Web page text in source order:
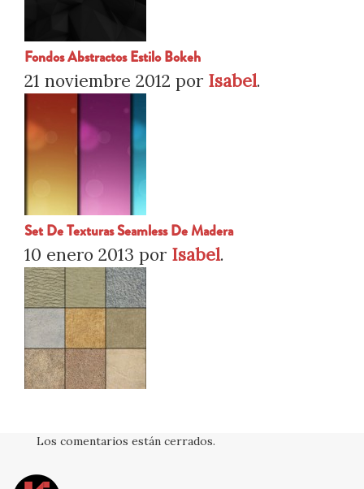
Fondos Abstractos Estilo Bokeh
21 noviembre 2012 por Isabel.
Set De Texturas Seamless De Madera
10 enero 2013 por Isabel.
Los comentarios están cerrados.